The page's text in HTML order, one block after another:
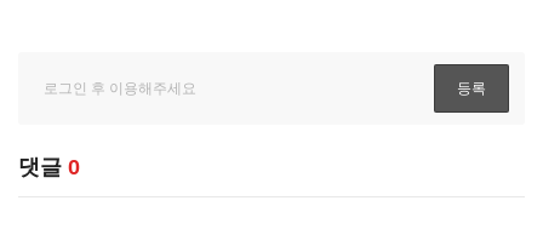
댓글 0